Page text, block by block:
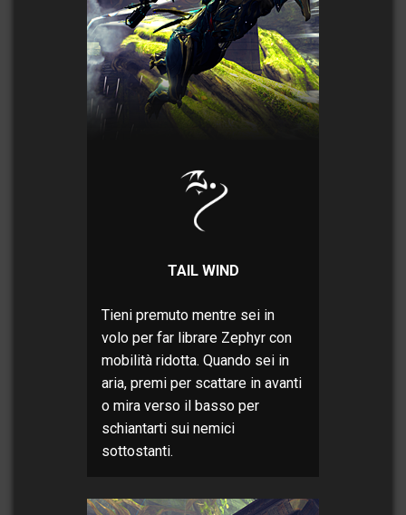
TAIL WIND
Tieni premuto mentre sei in
volo per far librare Zephyr con
mobilità ridotta. Quando sei in
aria, premi per scattare in avanti
o mira verso il basso per
schiantarti sui nemici
sottostanti.